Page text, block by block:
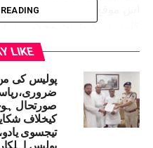
اس موقع پر ایس ایم پرویز
کابینہ سیکریٹریٹ محکمہ،
کہ بہار حکومت اردو زبان کی
طرح پرعزم ہے۔ انہوں نے
اردو کی تعلیم، ادب، تحقیق
کے لیے مسلسل اسکیمیں نافذ
زبان سے جڑ سکے۔
پروگرام کے دوران منعقدہ
ممتاز اردو ادیبوں، شاعروں
LIKE
پولیس کی
صورتحال
کیخلاف
پولیس